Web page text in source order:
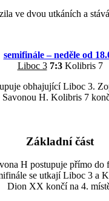
ve dvou utkáních a
semifinále – neděle od
Liboc 3 7:3Kolibris 7
obhajující Liboc 3.
H. Kolibris 7
Základní část
H postupuje přímo do
se utkají Liboc 3 a
Dion XX končí na 4.